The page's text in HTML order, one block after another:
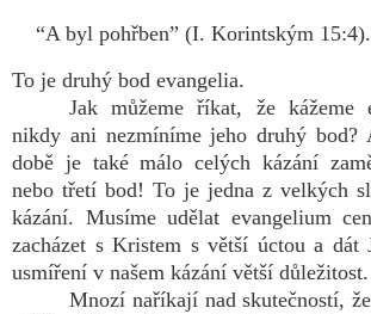
“A byl pohřben” (I. Korintským 15:4).
To je druhý bod evangelia.
Jak můžeme říkat, že kážeme
nikdy ani nezmíníme jeho druhý bod?
době je také málo celých kázání
nebo třetí bod! To je jedna z velkých
kázání. Musíme udělat evangelium
zacházet s Kristem s větší úctou a dát
usmíření v našem kázání větší důležitost.
Mnozí naříkají nad skutečností,